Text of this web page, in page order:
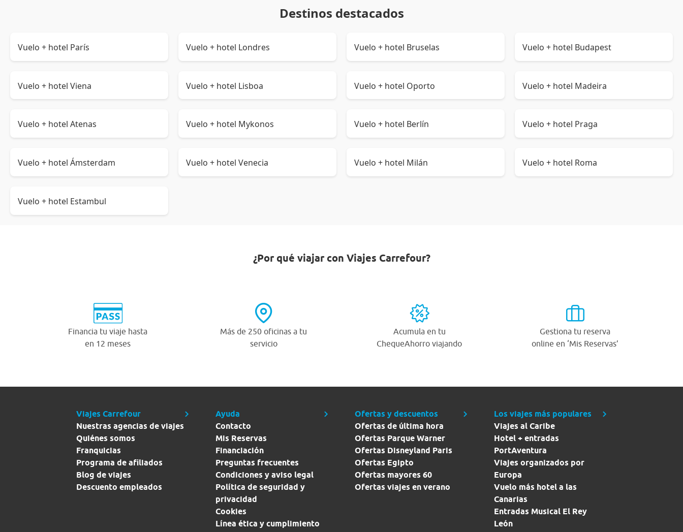
Destinos destacados
Vuelo + hotel París Vuelo + hotel Londres Vuelo + hotel Bruselas Vuelo + hotel Budapest
Vuelo + hotel Viena Vuelo + hotel Lisboa Vuelo + hotel Oporto Vuelo + hotel Madeira
Vuelo + hotel Atenas Vuelo + hotel Mykonos Vuelo + hotel Berlín Vuelo + hotel Praga
Vuelo + hotel Ámsterdam Vuelo + hotel Venecia Vuelo + hotel Milán Vuelo + hotel Roma
Vuelo + hotel Estambul
¿Por qué viajar con Viajes Carrefour?
Financia tu viaje hasta
en 12 meses
Más de 250 oficinas a tu
servicio
Acumula en tu
ChequeAhorro viajando
Gestiona tu reserva
online en ‘Mis Reservas’
Viajes Carrefour
Nuestras agencias de viajes
Quiénes somos
Franquicias
Programa de afiliados
Blog de viajes
Descuento empleados
Ayuda
Contacto
Mis Reservas
Financiación
Preguntas frecuentes
Condiciones y aviso legal
Política de seguridad y
privacidad
Cookies
Línea ética y cumplimiento
Ofertas y descuentos
Ofertas de última hora
Ofertas Parque Warner
Ofertas Disneyland Paris
Ofertas Egipto
Ofertas mayores 60
Ofertas viajes en verano
Los viajes más populares
Viajes al Caribe
Hotel + entradas
PortAventura
Viajes organizados por
Europa
Vuelo más hotel a las
Canarias
Entradas Musical El Rey
León